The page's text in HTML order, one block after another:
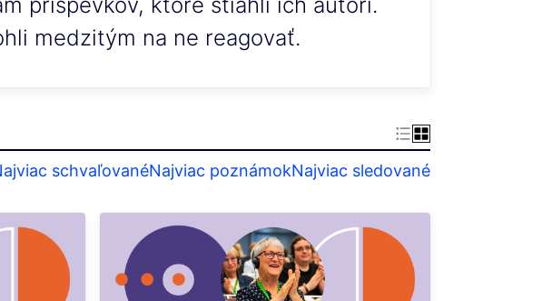
medzitým na ne reagovať.
schvaľovanéNajviac poznámokNajviac sledované